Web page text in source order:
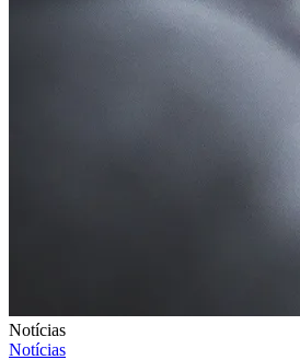
Notícias
Notícias